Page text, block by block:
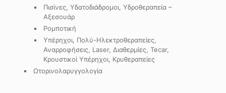
Πισίνες, Υδατοδιάδρομοι, Υδροθεραπεία –
Αξεσουάρ
Ρομποτική
Υπέρηχοι, Πολύ-Ηλεκτροθεραπείες,
Αναρροφήσεις, Laser, Διαθερμίες, Tecar,
Κρουστικοί Υπέρηχοι, Κρυθεραπείες
Ωτορινολαρυγγολογία